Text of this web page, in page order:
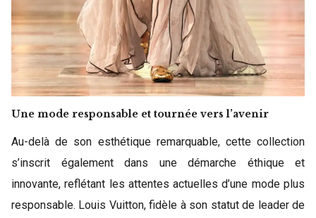
Une mode responsable et tournée vers l’avenir
Au-delà de son esthétique remarquable, cette collection
s’inscrit également dans une démarche éthique et
innovante, reflétant les attentes actuelles d’une mode plus
responsable. Louis Vuitton, fidèle à son statut de leader de